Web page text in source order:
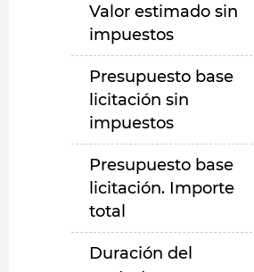
Valor estimado sin
impuestos
Presupuesto base
licitación sin
impuestos
Presupuesto base
licitación. Importe
total
Duración del